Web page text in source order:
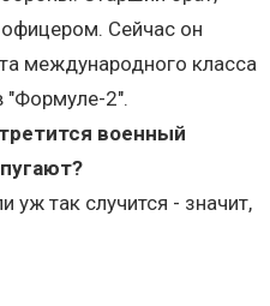
Сейчас он
международного класса
"Формуле-2".
военный
уж так случится - значит,